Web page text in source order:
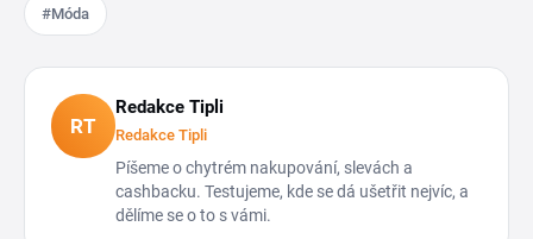
#Móda
RT
Redakce Tipli
Redakce Tipli
Píšeme o chytrém nakupování, slevách a
cashbacku. Testujeme, kde se dá ušetřit nejvíc, a
dělíme se o to s vámi.